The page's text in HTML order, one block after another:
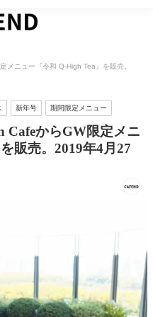
メニュー『令和 Q-High Tea』を販売。
新年号 期間限定メニュー
CafeからGW限定メニ
販売。2019年4月27